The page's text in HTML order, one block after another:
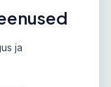
ja